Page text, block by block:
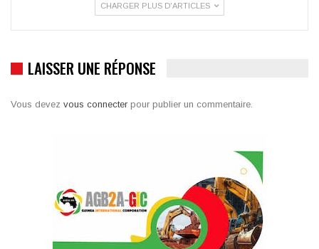
CHARGER PLUS D'ARTICLES
LAISSER UNE RÉPONSE
Vous devez vous connecter pour publier un commentaire.